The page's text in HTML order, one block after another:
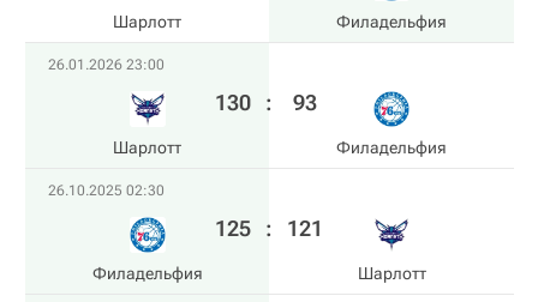
Шарлотт Филадельфия
26.01.2026 23:00
Шарлотт
130 : 93
Филадельфия
26.10.2025 02:30
Филадельфия
125 : 121
Шарлотт